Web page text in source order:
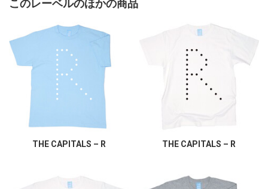
このレーベルのほかの商品
THE CAPITALS – R THE CAPITALS – R